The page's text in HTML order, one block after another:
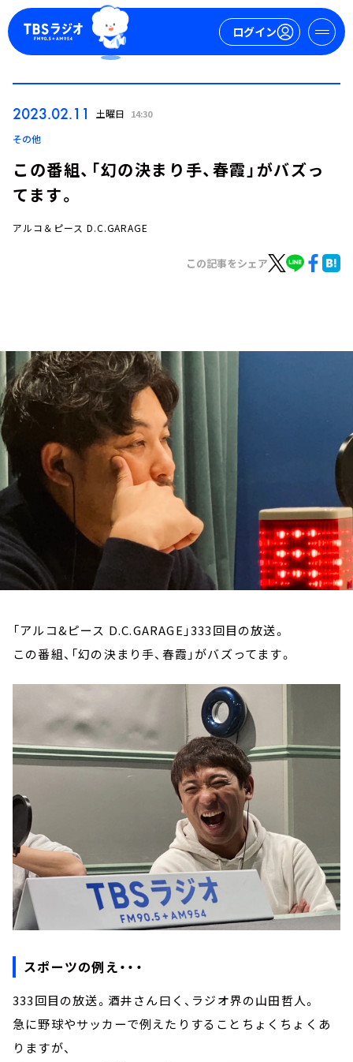
ログイン
お知らせ
イベント・グッズ
YouTube
会社情報
2023.02.11 土曜日 14:30
その他
この番組、「幻の決まり手、春霞」がバズっ
てます。
アルコ＆ピース D.C.GARAGE
この記事をシェア
「アルコ&ピース D.C.GARAGE」333回目の放送。
この番組、「幻の決まり手、春霞」がバズってます。
スポーツの例え・・・
333回目の放送。酒井さん曰く、ラジオ界の山田哲人。
急に野球やサッカーで例えたりすることちょくちょくあ
りますが、